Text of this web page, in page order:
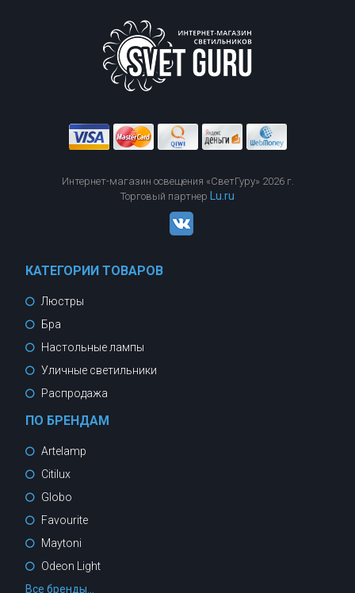
Интернет-магазин освещения «СветГуру» 2026 г.
Торговый партнер Lu.ru
КАТЕГОРИИ ТОВАРОВ
Люстры
Бра
Настольные лампы
Уличные светильники
Распродажа
ПО БРЕНДАМ
Artelamp
Citilux
Globo
Favourite
Maytoni
Odeon Light
Все бренды...